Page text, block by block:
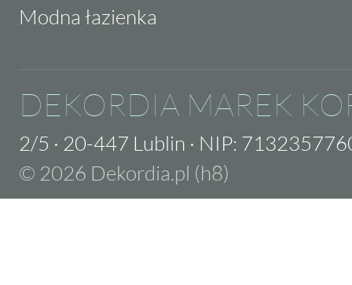
Modna łazienka
DEKORDIA MAREK
2/5 · 20-447 Lublin · NIP:
© 2026 Dekordia.pl (h8)